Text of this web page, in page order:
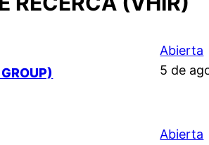
Abierta
5 de
Abierta